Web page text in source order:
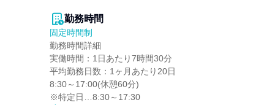
勤務時間
固定時間制
勤務時間詳細
実働時間：1日あたり7時間30分
平均勤務日数：1ヶ月あたり20日
8:30～17:00(休憩60分)
※特定日…8:30～17:30